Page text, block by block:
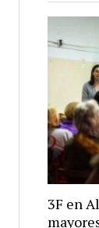
3F en